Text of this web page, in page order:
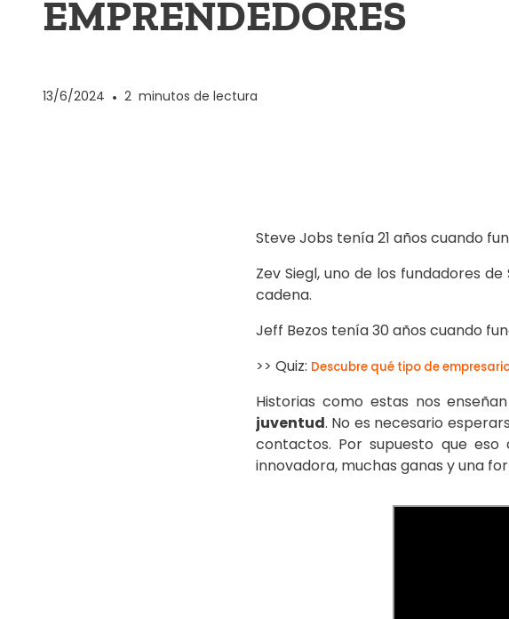
EMPRENDEDORES
13/6/2024 • 2 minutos de lectura
Steve Jobs tenía 21 años cuando
Zev Siegl, uno de los fundadores
cadena.
Jeff Bezos tenía 30 años cuando
>> Quiz: Descubre qué tipo de
Historias como estas nos
juventud. No es necesario
contactos. Por supuesto que
innovadora, muchas ganas y una